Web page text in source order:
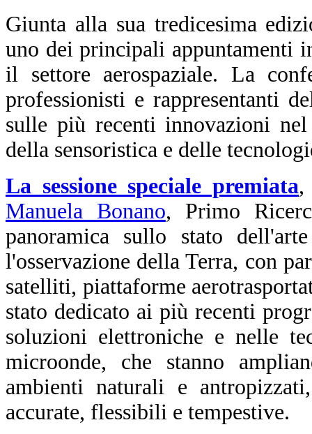
Giunta alla sua tredicesima
uno dei principali appuntamenti
il settore aerospaziale. La
professionisti e rappresentanti
sulle più recenti innovazioni
della sensoristica e delle
La sessione speciale premiata,
Manuela Bonano, Primo
panoramica sullo stato
l'osservazione della Terra, con
satelliti, piattaforme
stato dedicato ai più recenti
soluzioni elettroniche e nelle
microonde, che stanno
ambienti naturali e
accurate, flessibili e tempestive.